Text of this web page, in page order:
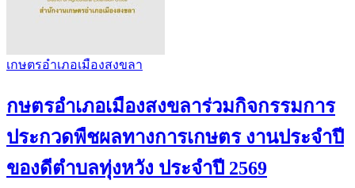
เกษตรอำเภอเมืองสงขลา
กษตรอำเภอเมืองสงขลาร่วมกิจกรรมการ
ประกวดพืชผลทางการเกษตร งานประจำปี
ของดีตำบลทุ่งหวัง ประจำปี 2569